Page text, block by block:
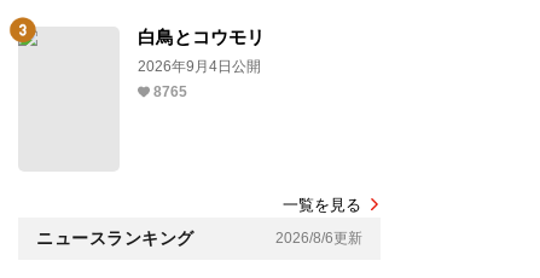
白鳥とコウモリ
2026年9月4日公開
8765
一覧を見る
ニュースランキング 2026/8/6更新